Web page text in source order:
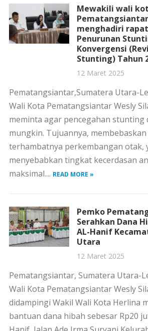
Mewakili wali
menghadiri
Penurunan
Konvergensi
Stunting) Tahun
12 Maret 2025
Pematangsiantar,Sumatera Utara-
Wali Kota Pematangsiantar Wesly
meminta agar pencegahan stunting
mungkin. Tujuannya,
terhambatnya perkembangan otak,
menyebabkan tingkat kecerdasan
maksimal.... READ MORE »
Pemko
Serahkan Dana
AL-Hanif
Utara
12 Maret 2025
Pematangsiantar, Sumatera Utara-
Wali Kota Pematangsiantar Wesly
didampingi Wakil Wali Kota Herlina
bantuan dana hibah sebesar Rp20